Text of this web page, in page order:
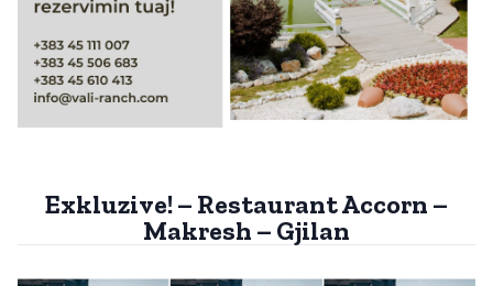
Exkluzive! – Restaurant Accorn –
Makresh – Gjilan